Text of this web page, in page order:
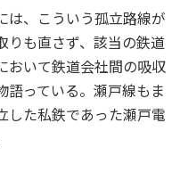
は、こういう孤立路線が
りも直さず、該当の鉄道
おいて鉄道会社間の吸収
語っている。瀬戸線もま
した私鉄であった瀬戸電